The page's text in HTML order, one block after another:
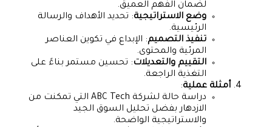
لضمان الفهم العميق.
وضع الاستراتيجية: تحديد الأهداف والرسالة
الرئيسية.
تنفيذ التصميم: الإبداع في تكوين العناصر
المرئية والمحتوى.
التقييم والتعديلات: تحسين مستمر بناءً على
التغذية الراجعة.
أمثلة عملية:
دراسة حالة لشركة ABC Tech التي تمكنت من
الازدهار بفضل تحليل السوق الجيد
والاستراتيجية الواضحة.